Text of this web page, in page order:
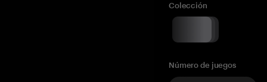
Colección
Número de juegos